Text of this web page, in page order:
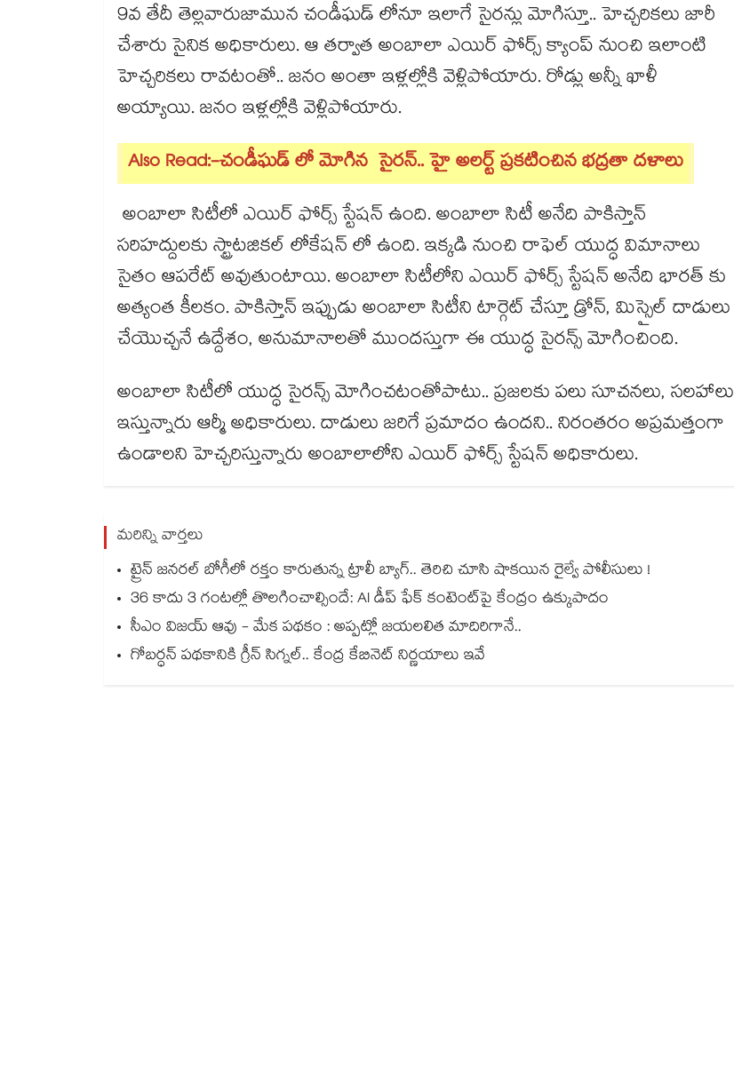
9వ తేదీ తెల్లవారుజామున చండీఘడ్ లోనూ ఇలాగే సైరన్లు మోగిస్తూ.. హెచ్చరికలు జారీ
చేశారు సైనిక అధికారులు. ఆ తర్వాత అంబాలా ఎయిర్ ఫోర్స్ క్యాంప్ నుంచి ఇలాంటి
హెచ్చరికలు రావటంతో.. జనం అంతా ఇళ్లల్లోకి వెళ్లిపోయారు. రోడ్లు అన్నీ ఖాళీ
అయ్యాయి. జనం ఇళ్లల్లోకి వెళ్లిపోయారు.
Also Read:-చండీఘడ్​ లో మోగిన ​ సైరన్​.. హై అలర్ట్​ ప్రకటించిన భద్రతా దళాలు
అంబాలా సిటీలో ఎయిర్ ఫోర్స్ స్టేషన్ ఉంది. అంబాలా సిటీ అనేది పాకిస్తాన్
సరిహద్దులకు స్ట్రాటజికల్ లోకేషన్ లో ఉంది. ఇక్కడి నుంచి రాఫెల్ యుద్ధ విమానాలు
సైతం ఆపరేట్ అవుతుంటాయి. అంబాలా సిటీలోని ఎయిర్ ఫోర్స్ స్టేషన్ అనేది భారత్ కు
అత్యంత కీలకం. పాకిస్తాన్ ఇప్పుడు అంబాలా సిటీని టార్గెట్ చేస్తూ డ్రోన్, మిస్సైల్ దాడులు
చేయొచ్చనే ఉద్దేశం, అనుమానాలతో ముందస్తుగా ఈ యుద్ధ సైరన్స్ మోగించింది.
అంబాలా సిటీలో యుద్ధ సైరన్స్ మోగించటంతోపాటు.. ప్రజలకు పలు సూచనలు, సలహాలు
ఇస్తున్నారు ఆర్మీ అధికారులు. దాడులు జరిగే ప్రమాదం ఉందని.. నిరంతరం అప్రమత్తంగా
ఉండాలని హెచ్చరిస్తున్నారు అంబాలాలోని ఎయిర్ ఫోర్స్ స్టేషన్ అధికారులు.
మరిన్ని వార్తలు
ట్రైన్ జనరల్ బోగీలో రక్తం కారుతున్న ట్రాలీ బ్యాగ్.. తెరిచి చూసి షాకయిన రైల్వే పోలీసులు !
36 కాదు 3 గంటల్లో తొలగించాల్సిందే: AI డీప్ ఫేక్ కంటెంట్‎పై కేంద్రం ఉక్కుపాదం
సీఎం విజయ్ ఆవు - మేక పథకం : అప్పట్లో జయలలిత మాదిరిగానే..
గోబర్ధన్ పథకానికి గ్రీన్ సిగ్నల్.. కేంద్ర కేబినెట్ నిర్ణయాలు ఇవే